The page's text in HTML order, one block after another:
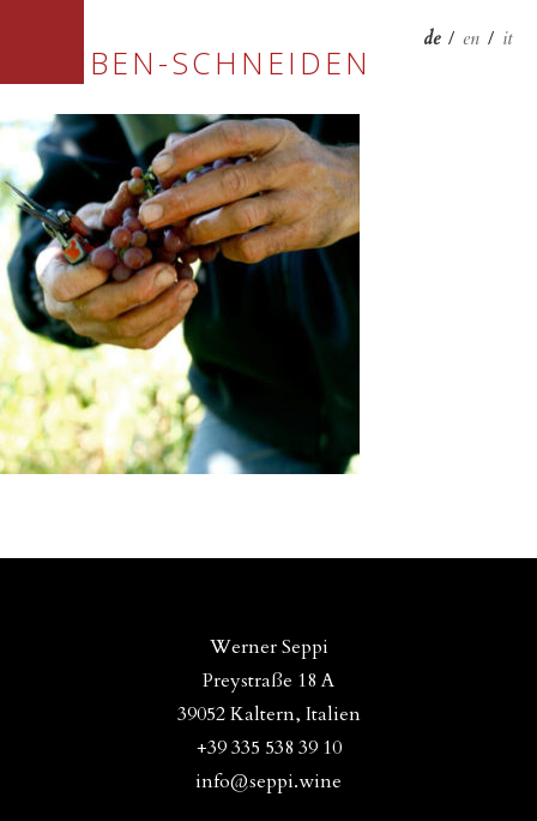
de / en / it
TRAUBEN-SCHNEIDEN
Werner Seppi
Preystraße 18 A
39052 Kaltern, Italien
+39 335 538 39 10
info@seppi.wine